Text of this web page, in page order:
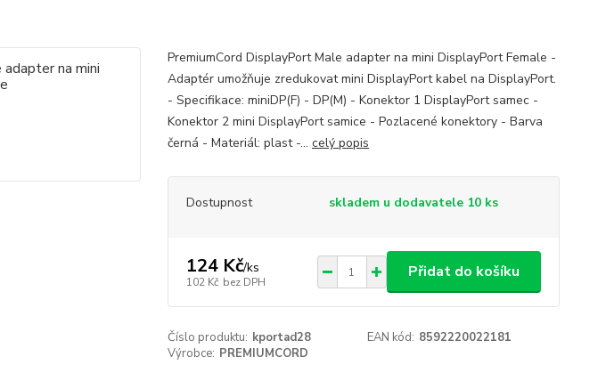
PremiumCord DisplayPort Male adapter na mini DisplayPort Female -
Adaptér umožňuje zredukovat mini DisplayPort kabel na DisplayPort.
- Specifikace: miniDP(F) - DP(M) - Konektor 1 DisplayPort samec -
Konektor 2 mini DisplayPort samice - Pozlacené konektory - Barva
černá - Materiál: plast -... celý popis
Dostupnost skladem u dodavatele 10 ks
124 Kč/ks
102 Kč bez DPH
Přidat do košíku
Číslo produktu: kportad28 EAN kód: 8592220022181
Výrobce: PREMIUMCORD